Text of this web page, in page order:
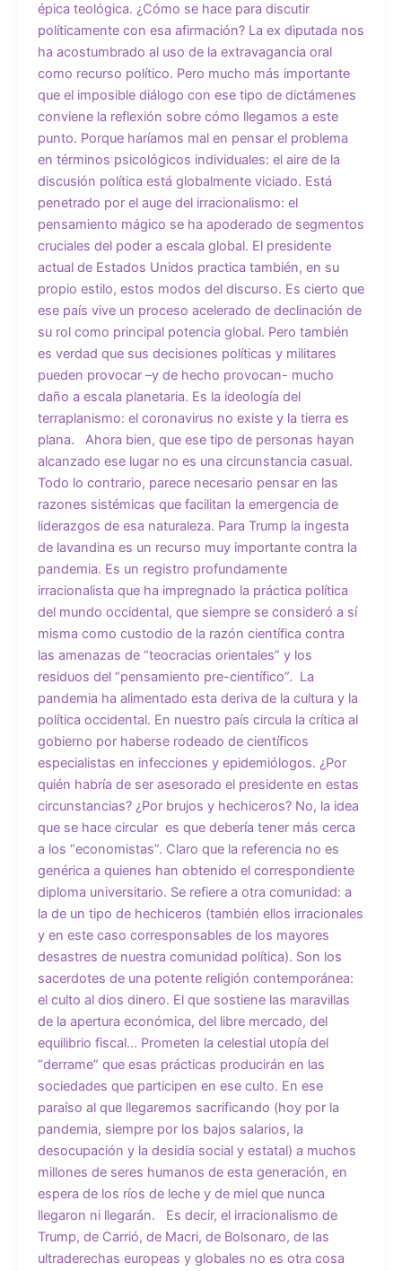
épica teológica. ¿Cómo se hace para discutir
políticamente con esa afirmación? La ex diputada nos
ha acostumbrado al uso de la extravagancia oral
como recurso político. Pero mucho más importante
que el imposible diálogo con ese tipo de dictámenes
conviene la reflexión sobre cómo llegamos a este
punto. Porque haríamos mal en pensar el problema
en términos psicológicos individuales: el aire de la
discusión política está globalmente viciado. Está
penetrado por el auge del irracionalismo: el
pensamiento mágico se ha apoderado de segmentos
cruciales del poder a escala global. El presidente
actual de Estados Unidos practica también, en su
propio estilo, estos modos del discurso. Es cierto que
ese país vive un proceso acelerado de declinación de
su rol como principal potencia global. Pero también
es verdad que sus decisiones políticas y militares
pueden provocar –y de hecho provocan- mucho
daño a escala planetaria. Es la ideología del
terraplanismo: el coronavirus no existe y la tierra es
plana. Ahora bien, que ese tipo de personas hayan
alcanzado ese lugar no es una circunstancia casual.
Todo lo contrario, parece necesario pensar en las
razones sistémicas que facilitan la emergencia de
liderazgos de esa naturaleza. Para Trump la ingesta
de lavandina es un recurso muy importante contra la
pandemia. Es un registro profundamente
irracionalista que ha impregnado la práctica política
del mundo occidental, que siempre se consideró a sí
misma como custodio de la razón científica contra
las amenazas de “teocracias orientales” y los
residuos del “pensamiento pre-científico”. La
pandemia ha alimentado esta deriva de la cultura y la
política occidental. En nuestro país circula la crítica al
gobierno por haberse rodeado de científicos
especialistas en infecciones y epidemiólogos. ¿Por
quién habría de ser asesorado el presidente en estas
circunstancias? ¿Por brujos y hechiceros? No, la idea
que se hace circular es que debería tener más cerca
a los “economistas”. Claro que la referencia no es
genérica a quienes han obtenido el correspondiente
diploma universitario. Se refiere a otra comunidad: a
la de un tipo de hechiceros (también ellos irracionales
y en este caso corresponsables de los mayores
desastres de nuestra comunidad política). Son los
sacerdotes de una potente religión contemporánea:
el culto al dios dinero. El que sostiene las maravillas
de la apertura económica, del libre mercado, del
equilibrio fiscal… Prometen la celestial utopía del
“derrame” que esas prácticas producirán en las
sociedades que participen en ese culto. En ese
paraíso al que llegaremos sacrificando (hoy por la
pandemia, siempre por los bajos salarios, la
desocupación y la desidia social y estatal) a muchos
millones de seres humanos de esta generación, en
espera de los ríos de leche y de miel que nunca
llegaron ni llegarán. Es decir, el irracionalismo de
Trump, de Carrió, de Macri, de Bolsonaro, de las
ultraderechas europeas y globales no es otra cosa